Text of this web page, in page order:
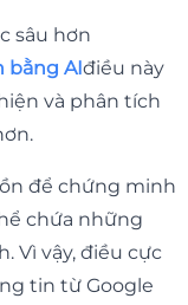
sâu hơn
bằng AIđiều này
và phân tích
để chứng minh
chứa những
Vì vậy, điều cực
tin từ Google